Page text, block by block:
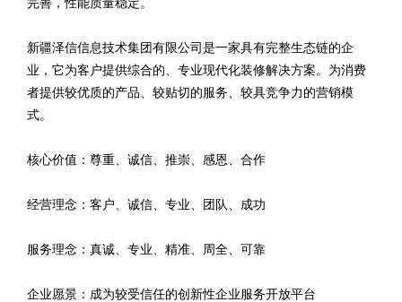
完善，性能质量稳定。
新疆泽信信息技术集团有限公司是一家具有完整生态链的企
业，它为客户提供综合的、专业现代化装修解决方案。为消费
者提供较优质的产品、较贴切的服务、较具竞争力的营销模
式。
核心价值：尊重、诚信、推崇、感恩、合作
经营理念：客户、诚信、专业、团队、成功
服务理念：真诚、专业、精准、周全、可靠
企业愿景：成为较受信任的创新性企业服务开放平台